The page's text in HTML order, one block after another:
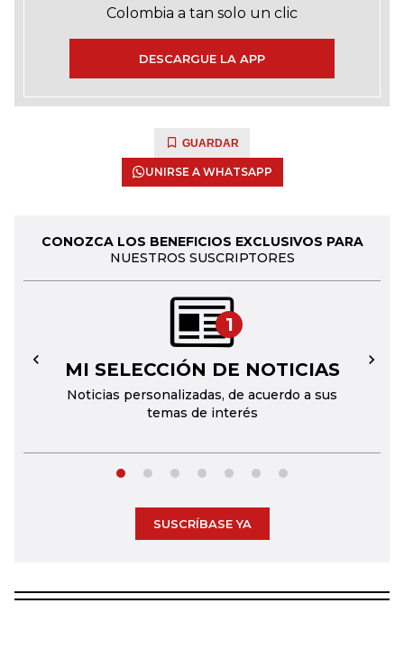
Colombia a tan solo un clic
DESCARGUE LA APP
GUARDAR
UNIRSE A WHATSAPP
CONOZCA LOS BENEFICIOS EXCLUSIVOS PARA
NUESTROS SUSCRIPTORES
1
MI SELECCIÓN DE NOTICIAS
Noticias personalizadas, de acuerdo a sus
temas de interés
← →
SUSCRÍBASE YA